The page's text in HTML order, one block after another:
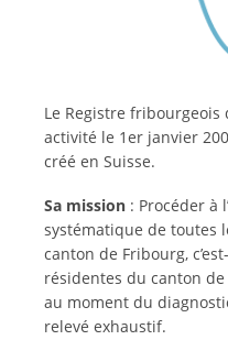
Le Registre
activité le 1er janvier
créé en Suisse.
Sa mission : Procéder à
systématique de toutes
canton de Fribourg,
résidentes du canton
au moment du
relevé exhaustif.